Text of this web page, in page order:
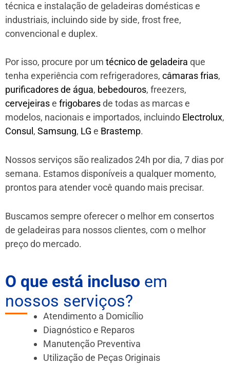
técnica e instalação de geladeiras domésticas e
industriais, incluindo side by side, frost free,
convencional e duplex.
Por isso, procure por um técnico de geladeira que
tenha experiência com refrigeradores, câmaras frias,
purificadores de água, bebedouros, freezers,
cervejeirase frigobaresde todas as marcas e
modelos, nacionais e importados, incluindo Electrolux,
Consul , Samsung, LG e Brastemp.
Nossos serviços são realizados 24h por dia, 7 dias por
semana. Estamos disponíveis a qualquer momento,
prontos para atender você quando mais precisar.
Buscamos sempre oferecer o melhor em consertos
de geladeiras para nossos clientes, com o melhor
preço do mercado.
O que está incluso em
nossos serviços?
Atendimento a Domicílio
Diagnóstico e Reparos
Manutenção Preventiva
Utilização de Peças Originais